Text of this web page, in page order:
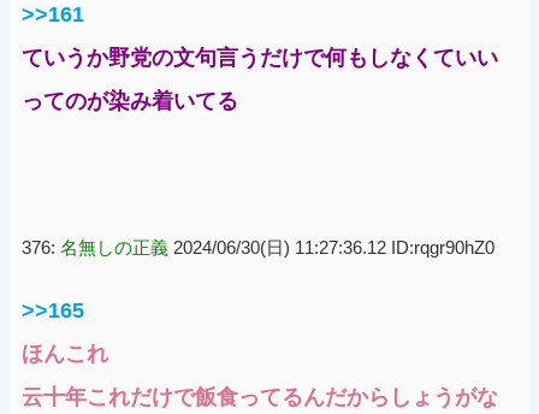
>>161
ていうか野党の文句言うだけで何もしなくていい
ってのが染み着いてる
376: 名無しの正義 2024/06/30(日) 11:27:36.12 ID:rqgr90hZ0
>>165
ほんこれ
云十年これだけで飯食ってるんだからしょうがな